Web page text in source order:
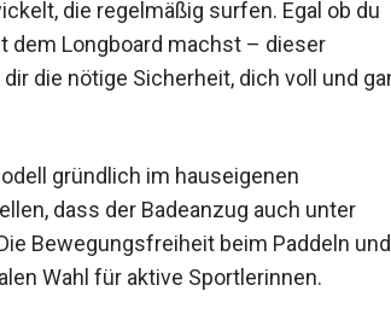
dem Longboard machst – dieser
die nötige Sicherheit, dich voll und
gründlich im hauseigenen
dass der Badeanzug auch unter
Bewegungsfreiheit beim Paddeln und
Wahl für aktive Sportlerinnen.